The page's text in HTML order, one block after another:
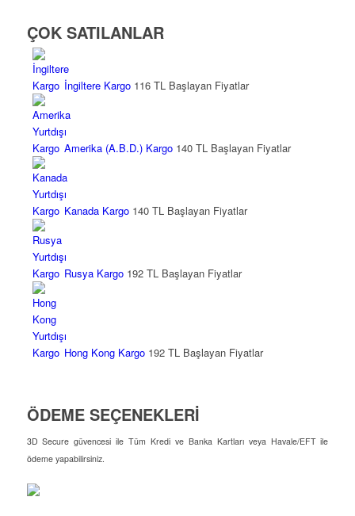
ÇOK SATILANLAR
İngiltere Kargo 116 TL Başlayan Fiyatlar
Amerika (A.B.D.) Kargo 140 TL Başlayan Fiyatlar
Kanada Kargo 140 TL Başlayan Fiyatlar
Rusya Kargo 192 TL Başlayan Fiyatlar
Hong Kong Kargo 192 TL Başlayan Fiyatlar
ÖDEME SEÇENEKLERİ
3D Secure güvencesi ile Tüm Kredi ve Banka Kartları veya Havale/EFT ile
ödeme yapabilirsiniz.